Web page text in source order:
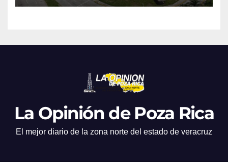
La Opinión de Poza Rica
El mejor diario de la zona norte del estado de veracruz